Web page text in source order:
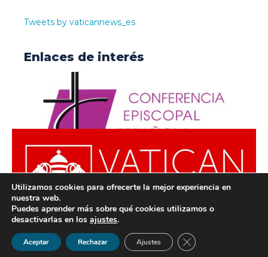
Tweets by vaticannews_es
Enlaces de interés
© ODISUR | Todos los derechos reservados |Política de
Privacidad
Aviso Legal
Utilizamos cookies para ofrecerte la mejor experiencia en
nuestra web.
Puedes aprender más sobre qué cookies utilizamos o
desactivarlas en los ajustes.
Aceptar Rechazar Ajustes Cerrar el banner de